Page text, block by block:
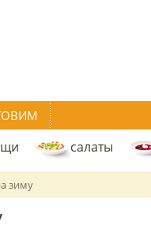
салаты
зиму